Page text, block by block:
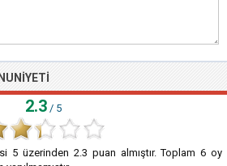
2.3 / 5
5 üzerinden 2.3 puan almıştır. Toplam6 oy